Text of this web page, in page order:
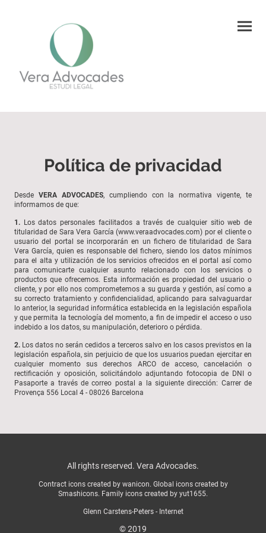
Política de privacidad
Desde VERA ADVOCADES, cumpliendo con la normativa vigente, te
informamos de que:
1. Los datos personales facilitados a través de cualquier sitio web de
titularidad de Sara Vera García (www.veraadvocades.com) por el cliente o
usuario del portal se incorporarán en un fichero de titularidad de Sara
Vera García, quien es responsable del fichero, siendo los datos mínimos
para el alta y utilización de los servicios ofrecidos en el portal así como
para comunicarte cualquier asunto relacionado con los servicios o
productos que ofrecemos. Esta información es propiedad del usuario o
cliente, y por ello nos comprometemos a su guarda y gestión, así como a
su correcto tratamiento y confidencialidad, aplicando para salvaguardar
lo anterior, la seguridad informática establecida en la legislación española
y que permita la tecnología del momento, a fin de impedir el acceso o uso
indebido a los datos, su manipulación, deterioro o pérdida.
2. Los datos no serán cedidos a terceros salvo en los casos previstos en la
legislación española, sin perjuicio de que los usuarios puedan ejercitar en
cualquier momento sus derechos ARCO de acceso, cancelación o
rectificación y oposición, solicitándolo adjuntando fotocopia de DNI o
Pasaporte a través de correo postal a la siguiente dirección: Carrer de
Provença 556 Local 4 - 08026 Barcelona
All rights reserved. Vera Advocades.
Contract icons created by wanicon. Global icons created by
Smashicons. Family icons created by yut1655.
Glenn Carstens-Peters - Internet
© 2019